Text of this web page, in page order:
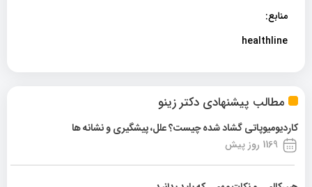
مطالب پیشنهادی دکتر زینو
کاردیومیوپاتی گشاد شده چیست؟ علل، پیشگیری و نشانه ها
1169 روز پیش
منابع:
healthline